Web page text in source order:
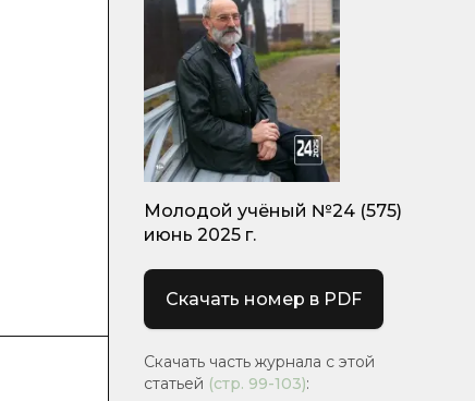
Молодой учёный №24 (575)
июнь 2025 г.
Скачать номер в PDF
Скачать часть журнала с этой
статьей (стр. 99-103):